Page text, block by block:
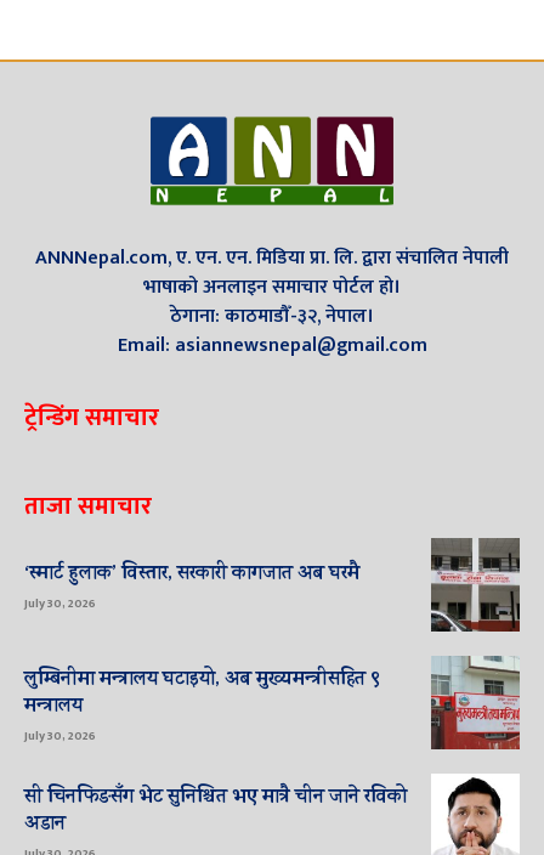
ANNNepal.com, ए. एन. एन. मिडिया प्रा. लि. द्वारा संचालित नेपाली
भाषाको अनलाइन समाचार पोर्टल हो।
ठेगाना: काठमाडौँ-३२, नेपाल।
Email: asiannewsnepal@gmail.com
ट्रेन्डिंग समाचार
ताजा समाचार
‘स्मार्ट हुलाक’ विस्तार, सरकारी कागजात अब घरमै
July 30, 2026
लुम्बिनीमा मन्त्रालय घटाइयो, अब मुख्यमन्त्रीसहित ९
मन्त्रालय
July 30, 2026
सी चिनफिङसँग भेट सुनिश्चित भए मात्रै चीन जाने रविको
अडान